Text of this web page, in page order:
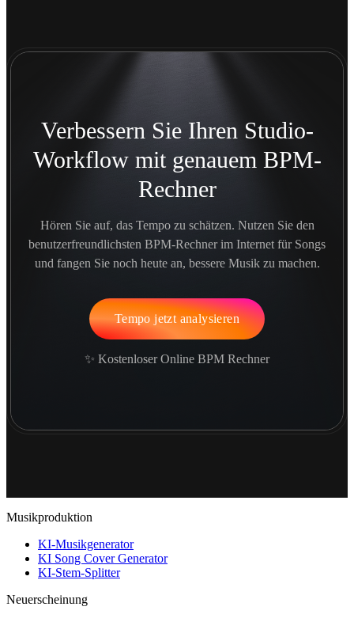
Verbessern Sie Ihren Studio-
Workflow mit genauem BPM-
Rechner
Hören Sie auf, das Tempo zu schätzen. Nutzen Sie den
benutzerfreundlichsten BPM-Rechner im Internet für Songs
und fangen Sie noch heute an, bessere Musik zu machen.
Tempo jetzt analysieren
✨ Kostenloser Online BPM Rechner
Musikproduktion
KI-Musikgenerator
KI Song Cover Generator
KI-Stem-Splitter
Neuerscheinung